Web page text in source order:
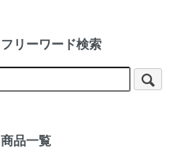
フリーワード検索
商品一覧